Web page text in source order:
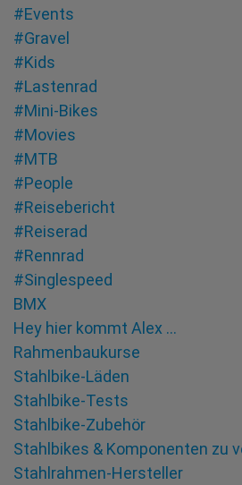
#Events
#Gravel
#Kids
#Lastenrad
#Mini-Bikes
#Movies
#MTB
#People
#Reisebericht
#Reiserad
#Rennrad
#Singlespeed
BMX
Hey hier kommt Alex …
Rahmenbaukurse
Stahlbike-Läden
Stahlbike-Tests
Stahlbike-Zubehör
Stahlbikes & Komponenten zu
Stahlrahmen-Hersteller